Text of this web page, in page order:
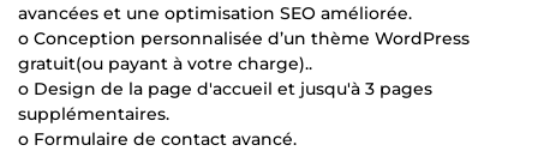
avancées et une optimisation SEO améliorée.
o Conception personnalisée d’un thème WordPress
gratuit(ou payant à votre charge)..
o Design de la page d'accueil et jusqu'à 3 pages
supplémentaires.
o Formulaire de contact avancé.